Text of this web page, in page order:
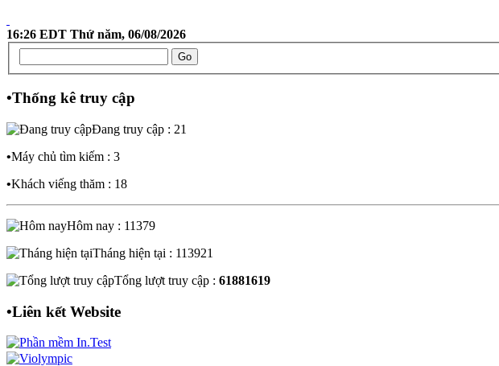
16:26 EDT Thứ năm, 06/08/2026
•Thống kê truy cập
Đang truy cập : 21
•Máy chủ tìm kiếm : 3
•Khách viếng thăm : 18
Hôm nay : 11379
Tháng hiện tại : 113921
Tổng lượt truy cập : 61881619
•Liên kết Website